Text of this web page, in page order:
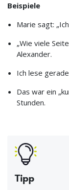
Beispiele
Marie sagt:
„Wie viele
Alexander.
Ich lese
Das war ein
Stunden.
Tipp